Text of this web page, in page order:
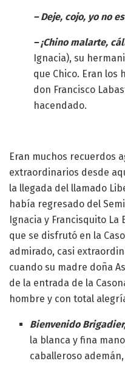
– Deje, cojo, yo no
– ¡Chino malarte,
Ignacia), su
que Chico. Eran los
don Francisco
hacendado.
Eran muchos recuerdos
extraordinarios desde
la llegada del llamado
había regresado del
Ignacia y Francisquito
que se disfrutó en la
admirado, casi
cuando su madre doña
de la entrada de la
hombre y con total
Bienvenido
la blanca y fina
caballeroso